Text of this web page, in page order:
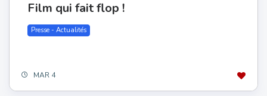
Film qui fait flop !
Presse - Actualités
MAR 4